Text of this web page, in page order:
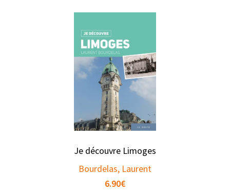
Je découvre Limoges
Bourdelas, Laurent
6.90€